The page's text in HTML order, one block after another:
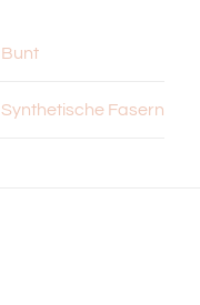
Bunt
Synthetische Fasern